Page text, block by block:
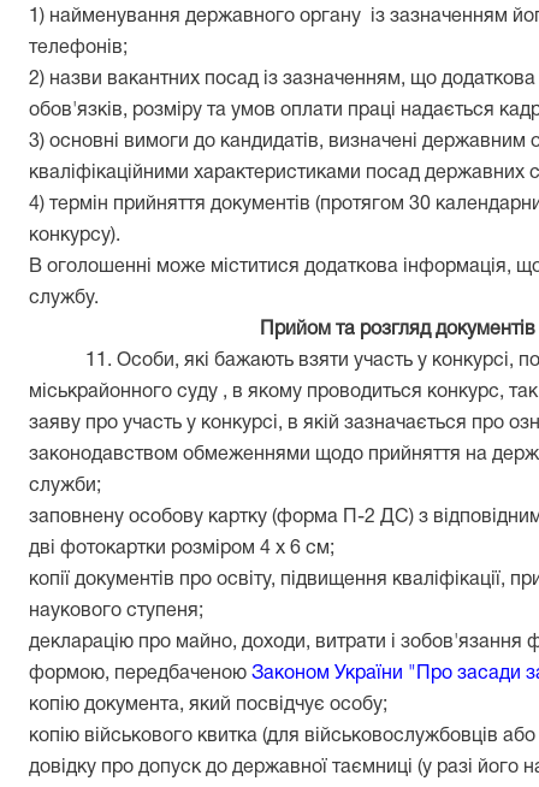
1) найменування державного органу
із зазначенням
телефонів;
2) назви вакантних посад із зазначенням, що
обов'язків, розміру та умов оплати праці надається
3) основні вимоги до кандидатів, визначені державним
кваліфікаційними характеристиками посад державних
4) термін прийняття документів (протягом 30
конкурсу).
В оголошенні може міститися додаткова інформація,
службу.
Прийом та розгляд
11. Особи, які бажають взяти участь у конкурсі,
міськрайонного суду , в якому проводиться конкурс,
заяву про участь у конкурсі, в якій зазначається про
законодавством обмеженнями щодо прийняття на
служби;
заповнену особову картку (форма П-2 ДС) з
дві фотокартки розміром 4 х 6 см;
копії документів про освіту, підвищення
наукового ступеня;
декларацію про майно, доходи, витрати і зобов'язання
формою, передбаченою Законом України "Про засади
копію документа, який посвідчує особу;
копію військового квитка (для військовослужбовців
довідку про допуск до державної таємниці (у разі його